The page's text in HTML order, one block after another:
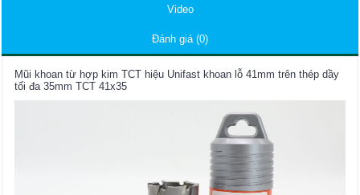
Video
Đánh giá (0)
Mũi khoan từ hợp kim TCT hiệu Unifast khoan lỗ 41mm trên thép dầy
tối đa 35mm TCT 41x35